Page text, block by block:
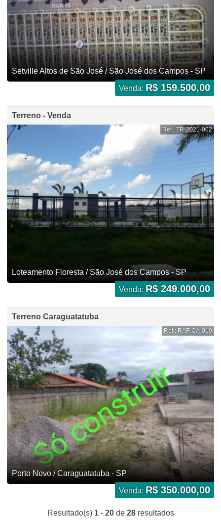
Setville Altos de São José / São José dos Campos - SP
Venda: R$ 159.500,00
Terreno - Venda
Ref.: TR-2021-002
Loteamento Floresta / São José dos Campos - SP
Venda: R$ 249.000,00
Terreno Caraguatatuba
Ref.: RAF-CA-019
Porto Novo / Caraguatatuba - SP
Venda: R$ 350.000,00
Resultado(s) 1- 20de 28resultados